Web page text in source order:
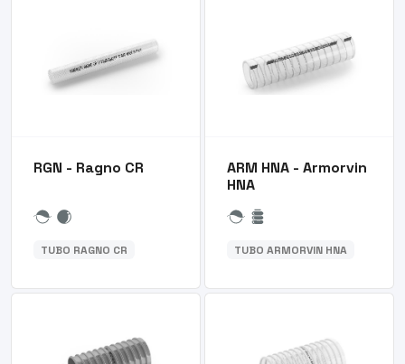
RGN - Ragno CR
TUBO RAGNO CR
ARM HNA - Armorvin
HNA
TUBO ARMORVIN HNA